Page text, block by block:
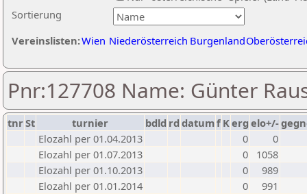
Sortierung
Vereinslisten:Wien Niederösterreich Burgenland
Pnr:127708 Name: Günter
tnrSt turnier bdld rd datumf Kerg elo+/-
Elozahl per 01.04.2013
0
0
Elozahl per 01.07.2013
0
1058
Elozahl per 01.10.2013
0
989
Elozahl per 01.01.2014
0
991